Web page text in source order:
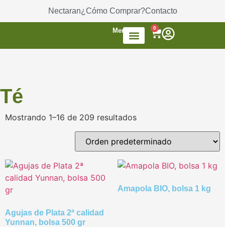
Nectaran¿Cómo Comprar?Contacto
Menú 0
Té
Mostrando 1–16 de 209 resultados
Agujas de Plata 2ª calidad
Yunnan, bolsa 500 gr
Amapola BIO, bolsa 1 kg